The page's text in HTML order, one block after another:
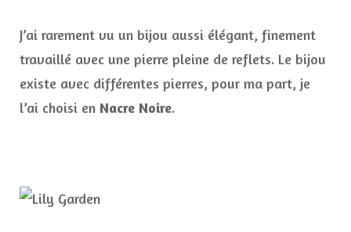
J’ai rarement vu un bijou aussi élégant, finement
travaillé avec une pierre pleine de reflets. Le bijou
existe avec différentes pierres, pour ma part, je
l’ai choisi en Nacre Noire.